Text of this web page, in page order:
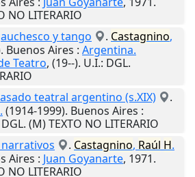
NO LITERARIO
y tango
. Castagnino,
Buenos Aires : Argentina.
Teatro, (19--). U.I.: DGL.
teatral argentino (s.XIX)
.
. (1914-1999). Buenos Aires :
(M) TEXTO NO LITERARIO
. Castagnino, Raúl H.
Aires : Juan Goyanarte, 1971.
NO LITERARIO